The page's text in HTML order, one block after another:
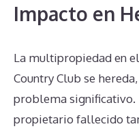
Impacto en
La multipropiedad en
Country Club se
problema significativo.
propietario fallecido